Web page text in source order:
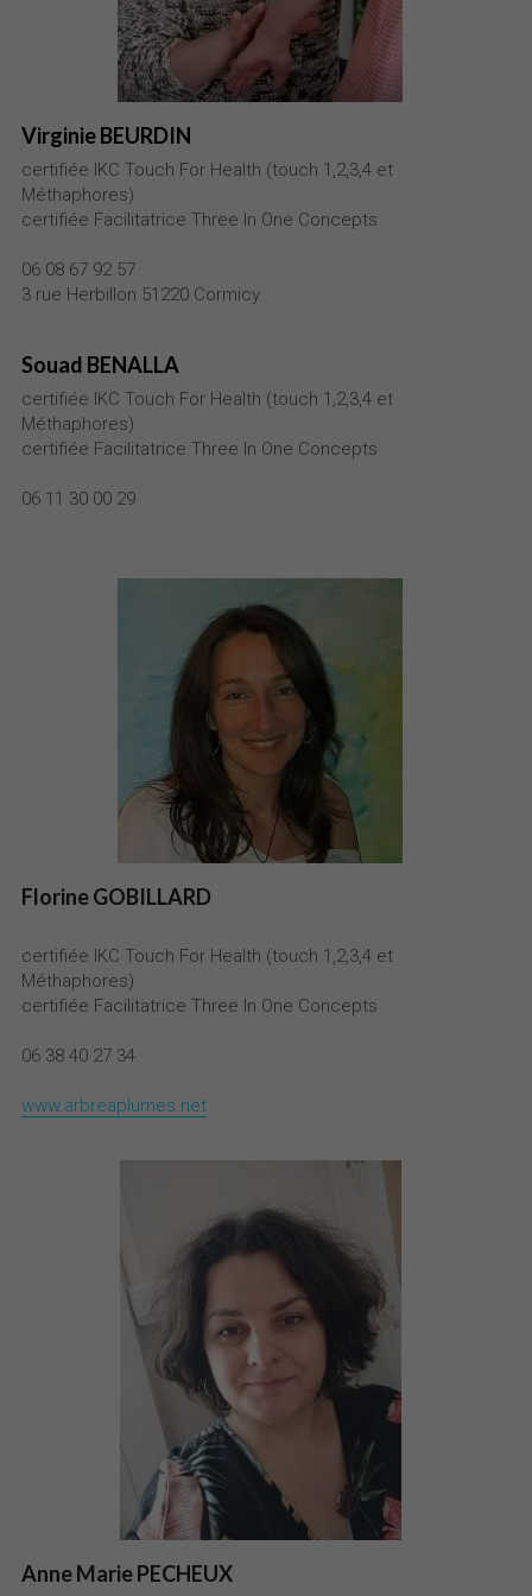
Virginie BEURDIN
certifiée IKC Touch For Health (touch 1,2,3,4 et
Méthaphores)
certifiée Facilitatrice Three In One Concepts
06 08 67 92 57
3 rue Herbillon 51220 Cormicy
Souad BENALLA
certifiée IKC Touch For Health (touch 1,2,3,4 et
Méthaphores)
certifiée Facilitatrice Three In One Concepts
06 11 30 00 29
Florine GOBILLARD
certifiée IKC Touch For Health (touch 1,2,3,4 et
Méthaphores)
certifiée Facilitatrice Three In One Concepts
06 38 40 27 34
www.arbreaplumes.net
Anne Marie PECHEUX